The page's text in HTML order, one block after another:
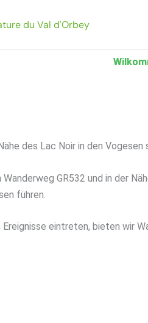
des Lac Noir in den
GR532 und in der
führen.
eintreten, bieten wir